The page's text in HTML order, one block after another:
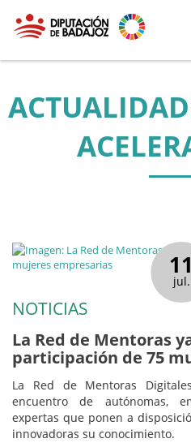
11
jul.
NOTICIAS
La Red de Mentoras
participación de 75
La Red de Mentoras
encuentro de autónomas,
expertas que ponen a
innovadoras su conocimiento.